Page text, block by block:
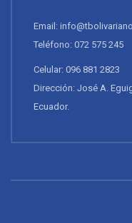
Email:
Teléfono: 072 575 245
Celular: 096 881 2823
Dirección: José A.
Ecuador.